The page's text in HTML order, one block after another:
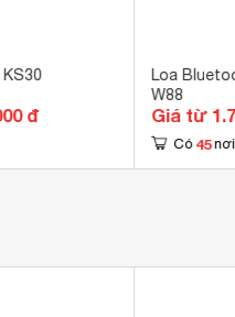
đ
Loa
W88
Giá từ
Có 45